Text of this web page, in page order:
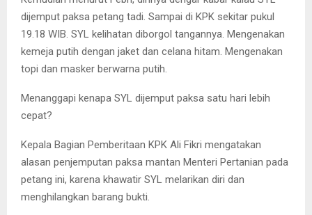
dijemput paksa petang tadi. Sampai di KPK sekitar pukul
19.18 WIB. SYL kelihatan diborgol tangannya. Mengenakan
kemeja putih dengan jaket dan celana hitam. Mengenakan
topi dan masker berwarna putih.
Menanggapi kenapa SYL dijemput paksa satu hari lebih
cepat?
Kepala Bagian Pemberitaan KPK Ali Fikri mengatakan
alasan penjemputan paksa mantan Menteri Pertanian pada
petang ini, karena khawatir SYL melarikan diri dan
menghilangkan barang bukti.